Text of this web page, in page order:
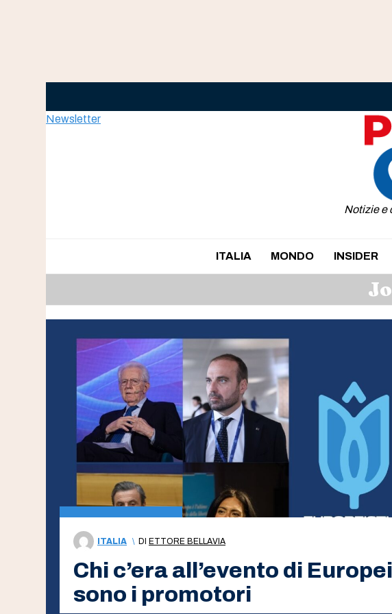
Newsletter
Notizie e
ITALIA MONDO INSIDER
ITALIA \ DI ETTORE BELLAVIA
Chi c’era all’evento di
sono i promotori